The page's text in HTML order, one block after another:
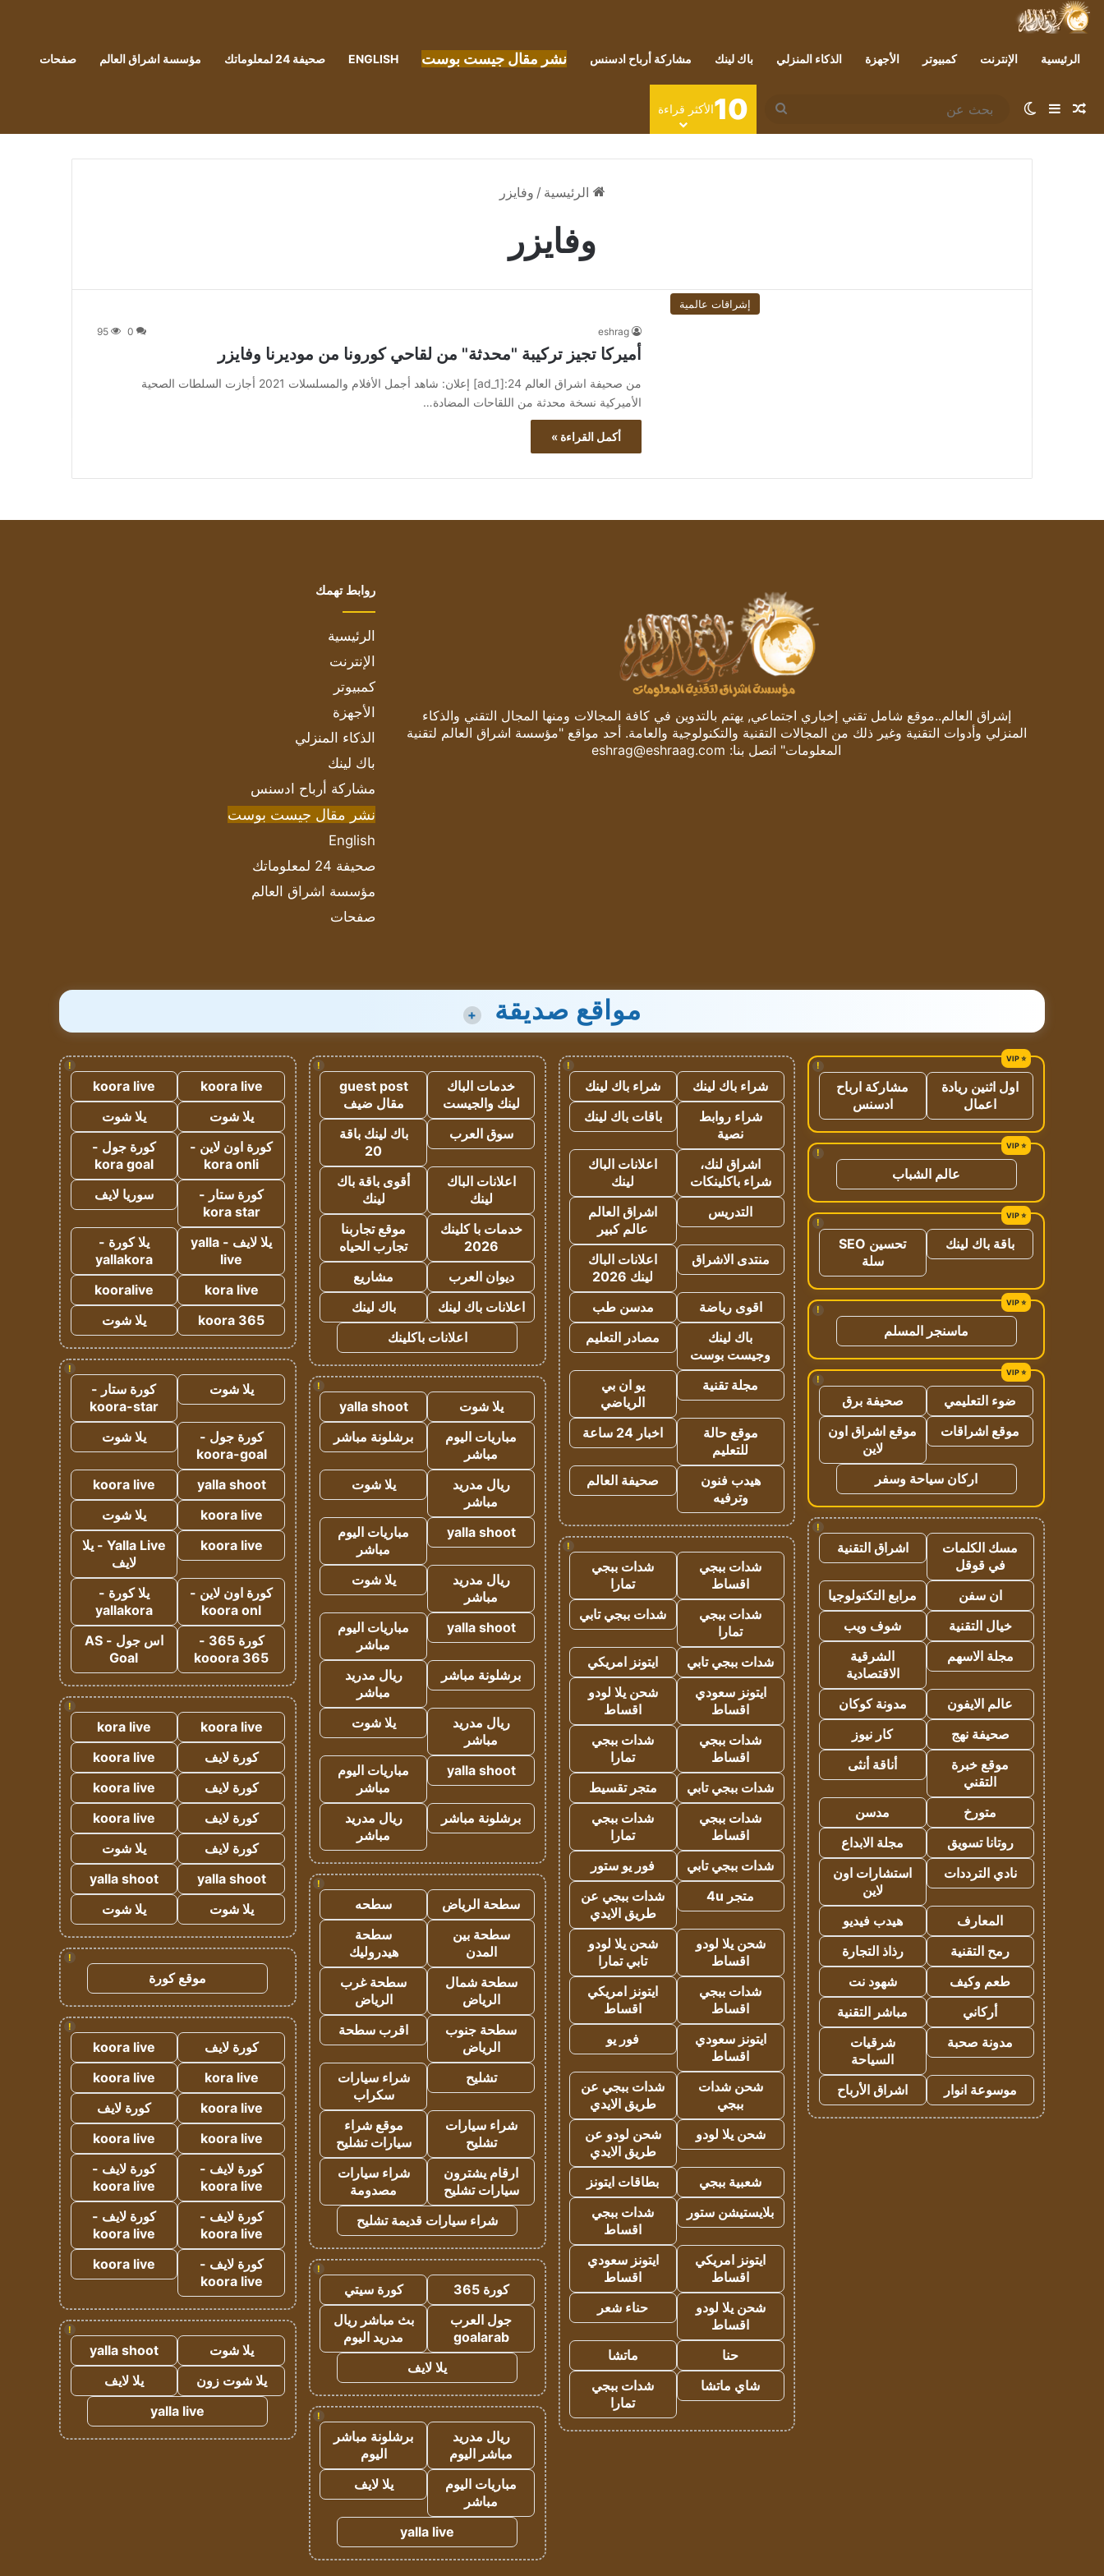
الرئيسية الإنترنت كمبيوتر الأجهزة الذكاء المنزلي باك لينك مشاركة أرباح ادسنس نشر مقال جيست بوست ENGLISH صحيفة 24 لمعلوماتك مؤسسة اشراق العالم صفحات
مقال عشوائي
إضافة عمود جانبي
الوضع المظلم
بحث
عن
10الأكثر قراءة
الرئيسية / وفايزر
وفايزر
إشراقات عالمية
eshrag
0
95
أميركا تجيز تركيبة "محدثة" من لقاحي كورونا من موديرنا وفايزر
من صحيفة اشراق العالم 24:[ad_1] إعلان: شاهد أجمل الأفلام والمسلسلات 2021 أجازت السلطات الصحية
الأميركية نسخة محدثة من اللقاحات المضادة…
أكمل القراءة »
إشراق العالم..موقع شامل تقني إخباري اجتماعي, يهتم بالتدوين في كافة المجالات ومنها المجال التقني والذكاء
المنزلي وأدوات التقنية وغير ذلك من المجالات التقنية والتكنولوجية والعامة. أحد مواقع "مؤسسة اشراق العالم لتقنية
المعلومات" اتصل بنا: eshrag@eshraag.com
روابط تهمك
الرئيسية
الإنترنت
كمبيوتر
الأجهزة
الذكاء المنزلي
باك لينك
مشاركة أرباح ادسنس
نشر مقال جيست بوست
English
صحيفة 24 لمعلوماتك
مؤسسة اشراق العالم
صفحات
مواقع صديقة +
!
اول اثنين ريادة
اعمال
مشاركة ارباح
ادسنس
!
عالم الشباب
!
باقة باك لينك
تحسين SEO
سلة
!
ماسنجر المسلم
!
ضوء التعليمي
صحيفة برق
موقع اشراقات
موقع اشراق اون
لاين
اركان سياحة وسفر
!
مسك الكلمات
في قوقل
اشراق التقنية
ان سفن
مرابع التكنولوجيا
خيال التقنية
شوف ويب
مجلة الاسهم
الشرقية
الاقتصادية
عالم الايفون
مدونة كوكان
صحيفة نهج
كار نيوز
موقع خبرة
التقني
أناقة أنثى
متورخ
مدسن
روتانا تسويق
مجلة الابداع
نادي الترددات
استشارات اون
لاين
المعارف
هيدب فيديو
رمح التقنية
رذاذ التجارة
طعم وكيف
شهود نت
أركاني
مباشر التقنية
مدونة صحبة
شرقيات
السياحة
موسوعة انوار
اشراق الأرباح
!
شراء باك لينك
شراء باك لينك
شراء روابط
نصية
باقات باك لينك
اشراق لنك،
شراء باكلينكات
اعلانات الباك
لينك
التدريس
اشراق العالم
عالم كبير
منتدى الاشراق
اعلانات الباك
لينك 2026
اقوى رياضة
مدسن طب
باك لينك
وجيست بوست
مصادر التعليم
مجلة تقنية
يو ان بي
الرياضي
موقع حالة
للتعليم
اخبار 24 ساعة
هيدب فنون
وترفيه
صحيفة العالم
!
شدات ببجي
اقساط
شدات ببجي
تمارا
شدات ببجي
تمارا
شدات ببجي تابي
شدات ببجي تابي
ايتونز امريكي
ايتونز سعودي
اقساط
شحن يلا لودو
اقساط
شدات ببجي
اقساط
شدات ببجي
تمارا
شدات ببجي تابي
متجر تقسيط
شدات ببجي
اقساط
شدات ببجي
تمارا
شدات ببجي تابي
فور يو ستور
متجر 4u
شدات ببجي عن
طريق الايدي
شحن يلا لودو
اقساط
شحن يلا لودو
تابي تمارا
شدات ببجي
اقساط
ايتونز امريكي
اقساط
ايتونز سعودي
اقساط
فور يو
شحن شدات
ببجي
شدات ببجي عن
طريق الايدي
شحن يلا لودو
شحن لودو عن
طريق الايدي
شعبية ببجي
بطاقات ايتونز
بلايستيشن ستور
شدات ببجي
اقساط
ايتونز امريكي
اقساط
ايتونز سعودي
اقساط
شحن يلا لودو
اقساط
حناء شعر
حنا
ماتشا
شاي ماتشا
شدات ببجي
تمارا
!
خدمات الباك
لينك والجيست
guest post
مقال ضيف
سوق العرب
باك لينك باقة
20
اعلانات الباك
لينك
أقوى باقة باك
لينك
خدمات با كلينك
2026
موقع تجاربنا
تجارب الحياه
ديوان العرب
مشاريع
اعلانات باك لينك
باك لينك
اعلانات باكلينك
!
يلا شوت
yalla shoot
مباريات اليوم
مباشر
برشلونة مباشر
ريال مدريد
مباشر
يلا شوت
yalla shoot
مباريات اليوم
مباشر
ريال مدريد
مباشر
يلا شوت
yalla shoot
مباريات اليوم
مباشر
برشلونة مباشر
ريال مدريد
مباشر
ريال مدريد
مباشر
يلا شوت
yalla shoot
مباريات اليوم
مباشر
برشلونة مباشر
ريال مدريد
مباشر
!
سطحة الرياض
سطحه
سطحة بين
المدن
سطحة
هيدروليك
سطحة شمال
الرياض
سطحة غرب
الرياض
سطحة جنوب
الرياض
اقرب سطحة
تشليح
شراء سيارات
سكراب
شراء سيارات
تشليح
موقع شراء
سيارات تشليح
ارقام يشترون
سيارات تشليح
شراء سيارات
مصدومة
شراء سيارات قديمة تشليح
!
كورة 365
كورة سيتي
جول العرب
goalarab
بث مباشر ريال
مدريد اليوم
يلا لايف
!
ريال مدريد
مباشر اليوم
برشلونة مباشر
اليوم
مباريات اليوم
مباشر
يلا لايف
yalla live
!
koora live
koora live
يلا شوت
يلا شوت
كورة اون لاين -
kora onli
كورة جول -
kora goal
كورة ستار -
kora star
سوريا لايف
يلا لايف - yalla
live
يلا كورة -
yallakora
kora live
kooralive
koora 365
يلا شوت
!
يلا شوت
كورة ستار -
koora-star
كورة جول -
koora-goal
يلا شوت
yalla shoot
koora live
koora live
يلا شوت
koora live
Yalla Live - يلا
لايف
كورة اون لاين -
koora onl
يلا كورة -
yallakora
كورة 365 -
kooora 365
اس جول - AS
Goal
!
koora live
kora live
كورة لايف
koora live
كورة لايف
koora live
كورة لايف
koora live
كورة لايف
يلا شوت
yalla shoot
yalla shoot
يلا شوت
يلا شوت
!
موقع كورة
!
كورة لايف
koora live
kora live
koora live
koora live
كورة لايف
koora live
koora live
كورة لايف -
koora live
كورة لايف -
koora live
كورة لايف -
koora live
كورة لايف -
koora live
كورة لايف -
koora live
koora live
!
يلا شوت
yalla shoot
يلا شوت زون
يلا لايف
yalla live